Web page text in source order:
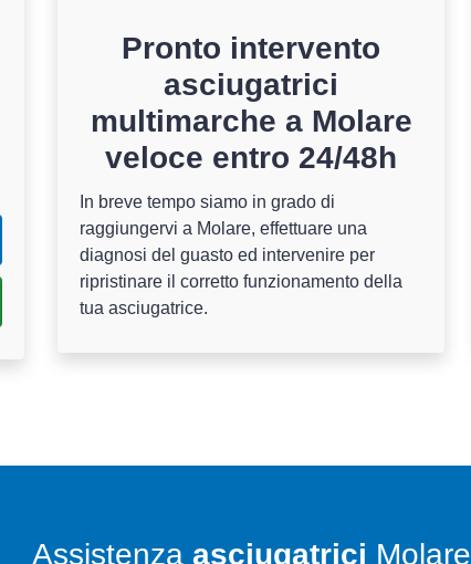
Pronto intervento
asciugatrici
multimarche a Molare
veloce entro 24/48h
In breve tempo siamo in grado di
raggiungervi a Molare, effettuare una
diagnosi del guasto ed intervenire per
ripristinare il corretto funzionamento della
tua asciugatrice.
Assistenza asciugatrici Molare